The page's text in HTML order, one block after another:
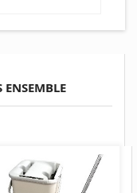
ENSEMBLE